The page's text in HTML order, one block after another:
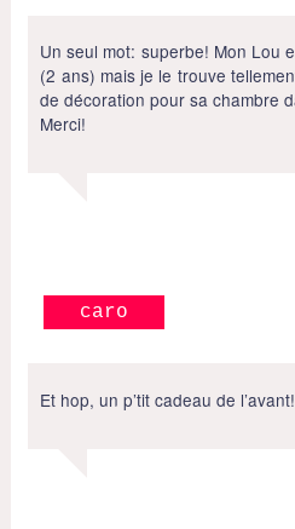
Un seul mot: superbe! Mon Lou
(2 ans) mais je le trouve
de décoration pour sa chambre
Merci!
caro
Et hop, un p’tit cadeau de